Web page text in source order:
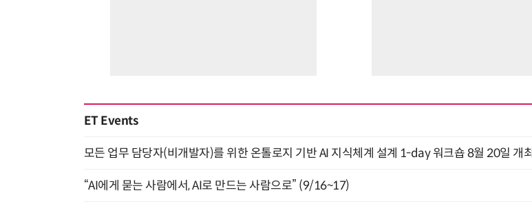
ET Events
모든 업무 담당자(비개발자)를 위한 온톨로지 기반 AI 지식체계 설계 1-day 워크숍 8월 20일 개최
“AI에게 묻는 사람에서, AI로 만드는 사람으로” (9/16~17)